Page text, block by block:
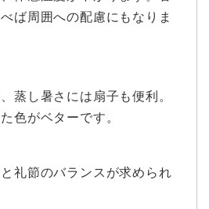
ば周囲への配慮にもなりま
蒸し暑さには扇子も便利。
色がベターです。
礼節のバランスが求められ